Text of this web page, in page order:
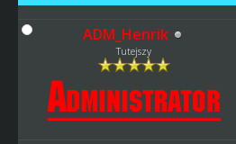
ADM_Henrik
Tutejszy